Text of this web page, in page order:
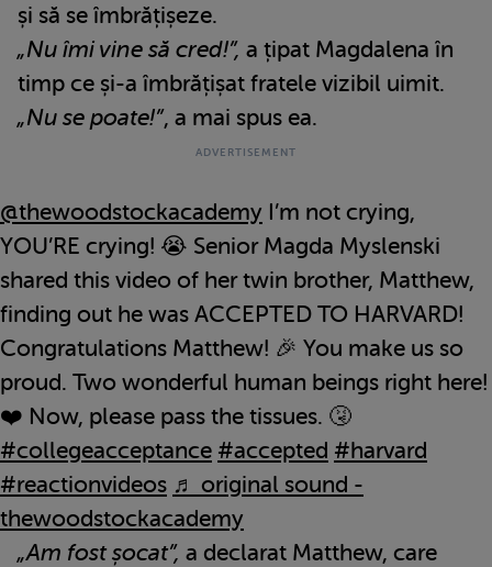
și să se îmbrățișeze.
„Nu îmi vine să cred!”, a țipat Magdalena în
timp ce și-a îmbrățișat fratele vizibil uimit.
„Nu se poate!”, a mai spus ea.
@thewoodstockacademy I’m not crying,
YOU’RE crying! 😭 Senior Magda Myslenski
shared this video of her twin brother, Matthew,
finding out he was ACCEPTED TO HARVARD!
Congratulations Matthew! 🎉 You make us so
proud. Two wonderful human beings right here!
❤️ Now, please pass the tissues. 🤧
#collegeacceptance #accepted #harvard
#reactionvideos ♬ original sound -
thewoodstockacademy
„Am fost șocat”, a declarat Matthew, care